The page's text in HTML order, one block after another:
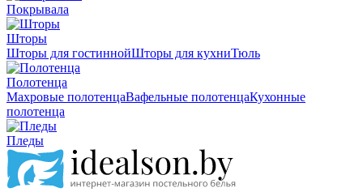
Покрывала
Шторы
Шторы для гостиннойШторы для кухниТюль
Полотенца
Махровые полотенцаВафельные полотенцаКухонные
полотенца
Пледы